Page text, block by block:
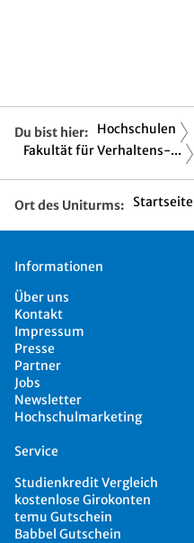
Du bist hier: Hochschulen
Fakultät für Verhaltens-...
Ort des Uniturms: Startseite
Informationen
Über uns
Kontakt
Impressum
Presse
Partner
Jobs
Newsletter
Hochschulmarketing
Service
Studienkredit Vergleich
kostenlose Girokonten
temu Gutschein
Babbel Gutschein